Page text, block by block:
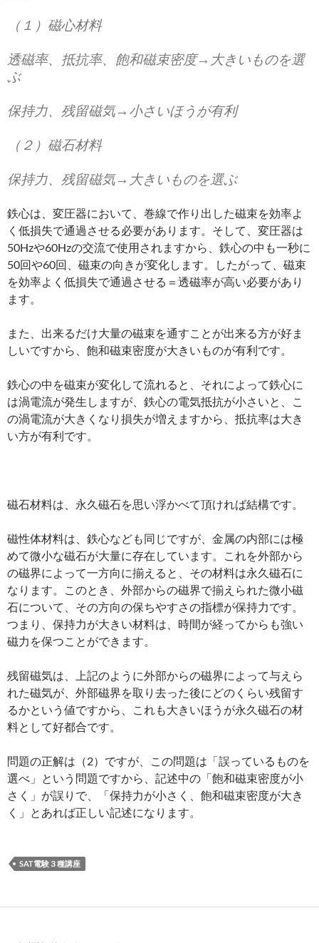
（１）磁心材料
透磁率、抵抗率、飽和磁束密度→大きいものを選
ぶ
保持力、残留磁気→小さいほうが有利
（２）磁石材料
保持力、残留磁気→大きいものを選ぶ
鉄心は、変圧器において、巻線で作り出した磁束を効率よ
く低損失で通過させる必要があります。そして、変圧器は
50Hzや60Hzの交流で使用されますから、鉄心の中も一秒に
50回や60回、磁束の向きが変化します。したがって、磁束
を効率よく低損失で通過させる＝透磁率が高い必要があり
ます。
また、出来るだけ大量の磁束を通すことが出来る方が好ま
しいですから、飽和磁束密度が大きいものが有利です。
鉄心の中を磁束が変化して流れると、それによって鉄心に
は渦電流が発生しますが、鉄心の電気抵抗が小さいと、こ
の渦電流が大きくなり損失が増えますから、抵抗率は大き
い方が有利です。
磁石材料は、永久磁石を思い浮かべて頂ければ結構です。
磁性体材料は、鉄心なども同じですが、金属の内部には極
めて微小な磁石が大量に存在しています。これを外部から
の磁界によって一方向に揃えると、その材料は永久磁石に
なります。このとき、外部からの磁界で揃えられた微小磁
石について、その方向の保ちやすさの指標が保持力です。
つまり、保持力が大きい材料は、時間が経ってからも強い
磁力を保つことができます。
残留磁気は、上記のように外部からの磁界によって与えら
れた磁気が、外部磁界を取り去った後にどのくらい残留す
るかという値ですから、これも大きいほうが永久磁石の材
料として好都合です。
問題の正解は（2）ですが、この問題は「誤っているものを
選べ」という問題ですから、記述中の「飽和磁束密度が小
さく」が誤りで、「保持力が小さく、飽和磁束密度が大き
く」とあれば正しい記述になります。
SAT電験３種講座